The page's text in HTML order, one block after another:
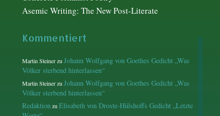
Asemic Writing: The New Post-Literate
Kommentiert
Martin SteinerzuJohann Wolfgang von Goethes Gedicht „Was
Völker sterbend hinterlassen“
Martin SteinerzuJohann Wolfgang von Goethes Gedicht „Was
Völker sterbend hinterlassen“
RedaktionzuElisabeth von Droste-Hülshoffs Gedicht „Letzte